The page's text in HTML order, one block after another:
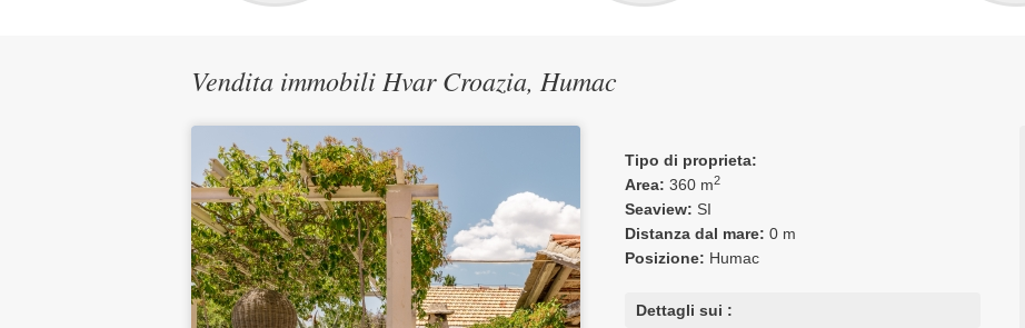
Vendita immobili Hvar Croazia, Humac
Tipo di proprieta:
Area: 360 m2
Seaview: SI
Distanza dal mare: 0 m
Posizione: Humac
Dettagli sui :